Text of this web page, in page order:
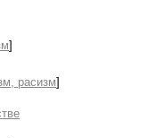
]
расизм]